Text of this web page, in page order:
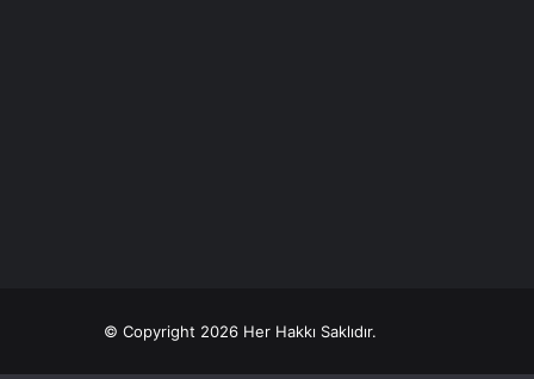
© Copyright 2026 Her Hakkı Saklıdır.